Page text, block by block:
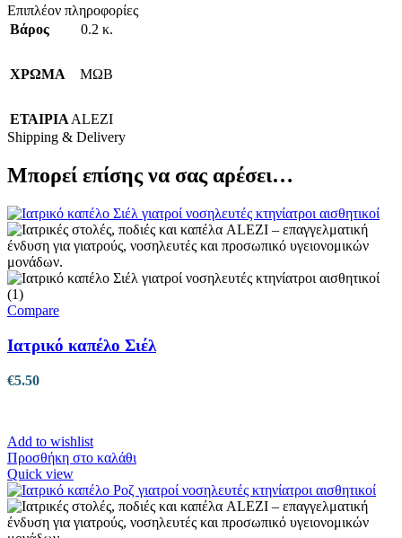
Επιπλέον πληροφορίες
Βάρος
0.2 κ.
ΧΡΩΜΑ ΜΩΒ
ΕΤΑΙΡΙΑALEZI
Shipping & Delivery
Μπορεί επίσης να σας αρέσει…
Compare
Ιατρικό καπέλο Σιέλ
€5.50
Add to wishlist
Προσθήκη στο καλάθι
Quick view